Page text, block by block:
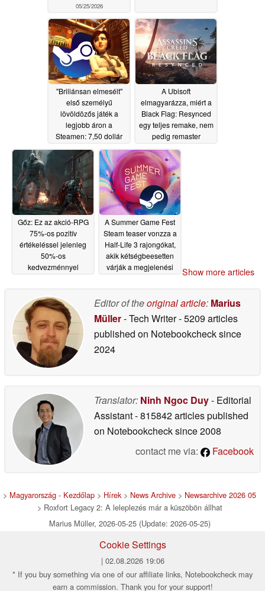
05/25/2026
"Briliánsan elmesélt"
első személyű
lövöldözős játék a
legjobb áron a
Steamen: 7,50 dollár
05/25/2026
A Ubisoft
elmagyarázza, miért a
Black Flag: Resynced
egy teljes remake, nem
pedig remaster
05/25/2026
Gőz: Ez az akció-RPG
75%-os pozitív
értékeléssel jelenleg
50%-os
kedvezménnyel
A Summer Game Fest
Steam teaser vonzza a
Half-Life 3 rajongókat,
akik kétségbeesetten
várják a megjelenési
Show more articles
Editor of theoriginal article: Marius
Müller- Tech Writer- 5209 articles
published on Notebookchecksince
2024
Translator: Ninh Ngoc Duy- Editorial
Assistant- 815842 articles published
on Notebookchecksince 2008
contact me via:
Facebook
> Magyarország - Kezdőlap > Hírek> News Archive > Newsarchive 2026 05
> Roxfort Legacy 2: A leleplezés már a küszöbön állhat
Marius Müller, 2026-05-25 (Update: 2026-05-25)
Cookie Settings
| 02.08.2026 19:06
* If you buy something via one of our affiliate links, Notebookcheck may
earn a commission. Thank you for your support!